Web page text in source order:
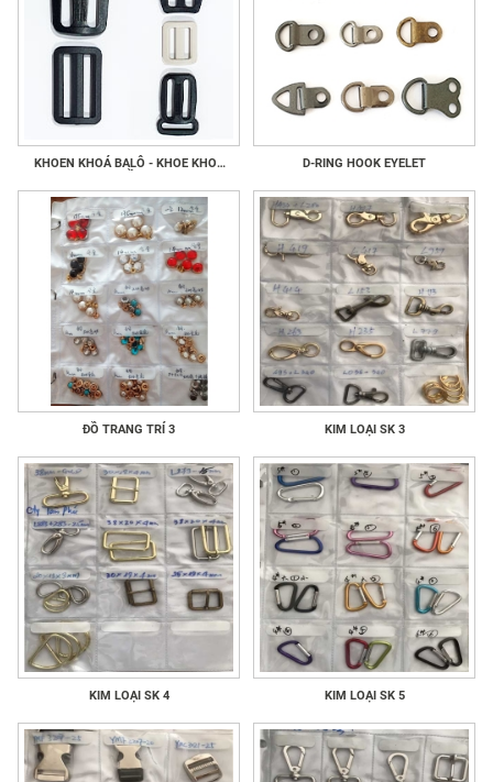
KHOEN KHOÁ BALÔ - KHOE KHOÁ
D-RING HOOK EYELET
ĐỒ TRANG TRÍ 3 KIM LOẠI SK 3
KIM LOẠI SK 4 KIM LOẠI SK 5